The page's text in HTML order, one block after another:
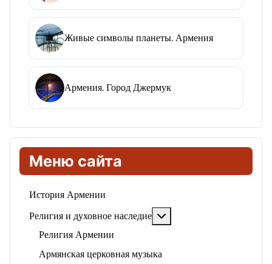
Меню сайта
История Армении
Религия и духовное наследие
Религия Армении
Армянская церковная музыка
Живые символы планеты. Армения
Армения. Город Джермук